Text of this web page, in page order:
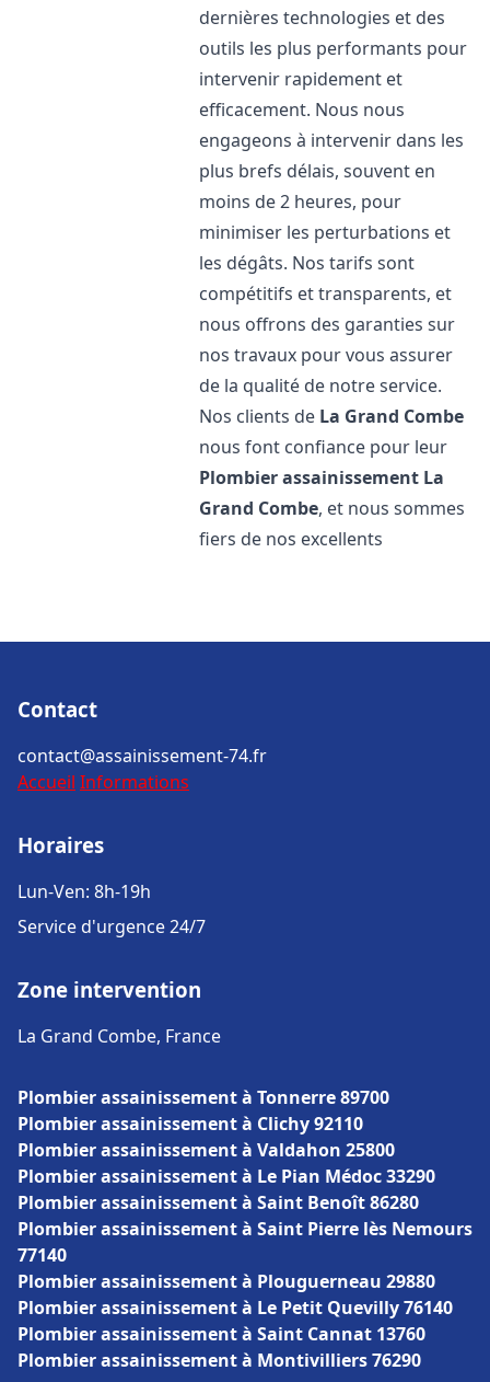
dernières technologies et des
outils les plus performants pour
intervenir rapidement et
efficacement. Nous nous
engageons à intervenir dans les
plus brefs délais, souvent en
moins de 2 heures, pour
minimiser les perturbations et
les dégâts. Nos tarifs sont
compétitifs et transparents, et
nous offrons des garanties sur
nos travaux pour vous assurer
de la qualité de notre service.
Nos clients de La Grand Combe
nous font confiance pour leur
Plombier assainissement La
Grand Combe, et nous sommes
fiers de nos excellents
Contact
contact@assainissement-74.fr
Accueil Informations
Horaires
Lun-Ven: 8h-19h
Service d'urgence 24/7
Zone intervention
La Grand Combe, France
Plombier assainissement à Tonnerre 89700
Plombier assainissement à Clichy 92110
Plombier assainissement à Valdahon 25800
Plombier assainissement à Le Pian Médoc 33290
Plombier assainissement à Saint Benoît 86280
Plombier assainissement à Saint Pierre lès Nemours
77140
Plombier assainissement à Plouguerneau 29880
Plombier assainissement à Le Petit Quevilly 76140
Plombier assainissement à Saint Cannat 13760
Plombier assainissement à Montivilliers 76290